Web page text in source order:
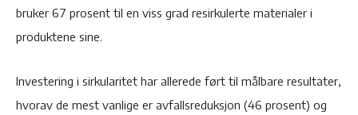
bruker 67 prosent til en viss grad resirkulerte materialer i
produktene sine.
Investering i sirkularitet har allerede ført til målbare resultater,
hvorav de mest vanlige er avfallsreduksjon (46 prosent) og